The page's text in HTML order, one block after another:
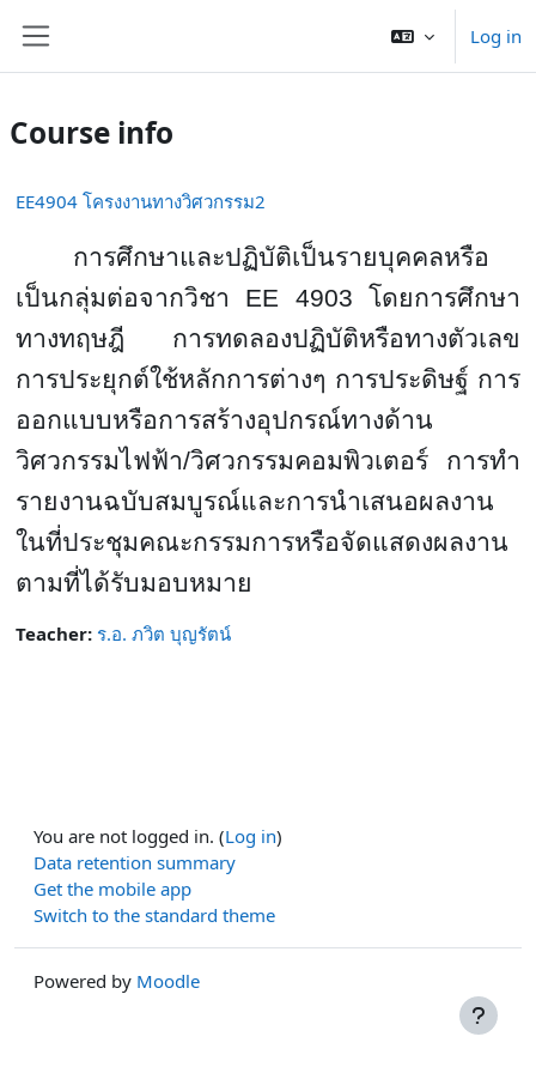
Log in
Course info
EE4904 โครงงานทางวิศวกรรม2
การศึกษาและปฏิบัติเป็นรายบุคคลหรือ
เป็นกลุ่มต่อจากวิชา EE 4903โดยการศึกษา
ทางทฤษฎี การทดลองปฏิบัติหรือทางตัวเลข
การประยุกต์ใช้หลักการต่างๆ การประดิษฐ์ การ
ออกแบบหรือการสร้างอุปกรณ์ทางด้าน
วิศวกรรมไฟฟ้า/วิศวกรรมคอมพิวเตอร์ การทำ
รายงานฉบับสมบูรณ์และการนำเสนอผลงาน
ในที่ประชุมคณะกรรมการหรือจัดแสดงผลงาน
ตามที่ได้รับมอบหมาย
Teacher: ร.อ. ภวิต บุญรัตน์
You are not logged in. (Log in)
Data retention summary
Get the mobile app
Switch to the standard theme
Powered by Moodle